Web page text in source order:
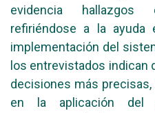
evidencia
refiriéndose a la
implementación del
los entrevistados indican
decisiones más precisas,
en la aplicación del